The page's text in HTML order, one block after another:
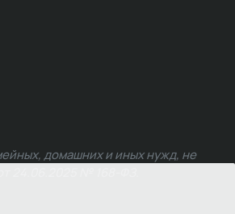
домашних и иных нужд, не